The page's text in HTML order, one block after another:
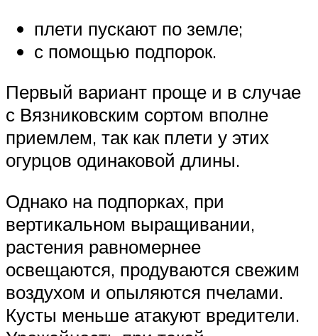
плети пускают по земле;
с помощью подпорок.
Первый вариант проще и в случае
с Вязниковским сортом вполне
приемлем, так как плети у этих
огурцов одинаковой длины.
Однако на подпорках, при
вертикальном выращивании,
растения равномернее
освещаются, продуваются свежим
воздухом и опыляются пчелами.
Кусты меньше атакуют вредители.